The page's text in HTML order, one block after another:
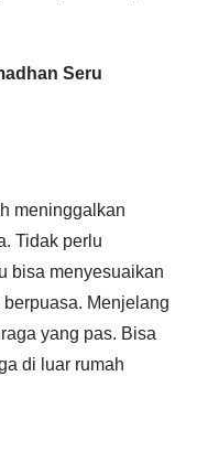
Seru
meninggalkan
Tidak perlu
bisa menyesuaikan
Menjelang
yang pas. Bisa
di luar rumah